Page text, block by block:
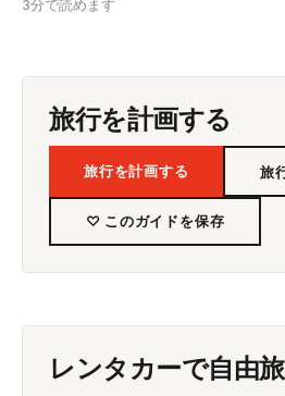
3分で読めます
旅行を計画する
旅行を計画する 旅
♡ このガイドを保存
レンタカーで自由